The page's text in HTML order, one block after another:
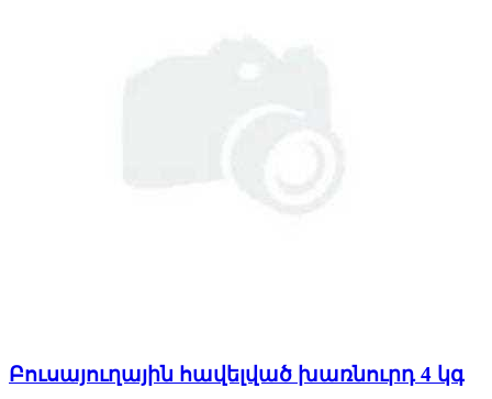
Բուսայուղային հավելված խառնուրդ 4 կգ